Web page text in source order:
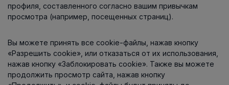
Информация
Контакты
профиля, составленного согласно вашим привычкам
просмотра (например, посещенных страниц).
Вы можете принять все cookie-файлы, нажав кнопку
«Разрешить cookie», или отказаться от их использования,
нажав кнопку «Заблокировать cookie». Также вы можете
продолжить просмотр сайта, нажав кнопку